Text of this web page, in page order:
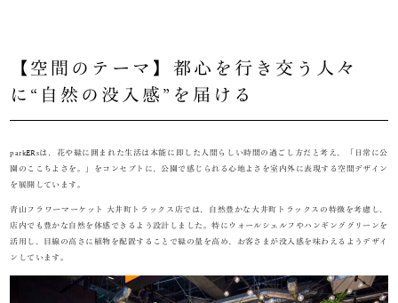
【空間のテーマ】都心を行き交う人々
に“自然の没入感”を届ける
parkERsは、花や緑に囲まれた生活は本能に即した人間らしい時間の過ごし方だと考え、「日常に公
園のここちよさを。」をコンセプトに、公園で感じられる心地よさを室内外に表現する空間デザイン
を展開しています。
青山フラワーマーケット 大井町トラックス店では、自然豊かな大井町トラックスの特徴を考慮し、
店内でも豊かな自然を体感できるよう設計しました。特にウォールシェルフやハンギンググリーンを
活用し、目線の高さに植物を配置することで緑の量を高め、お客さまが没入感を味わえるようデザイ
ンしています。